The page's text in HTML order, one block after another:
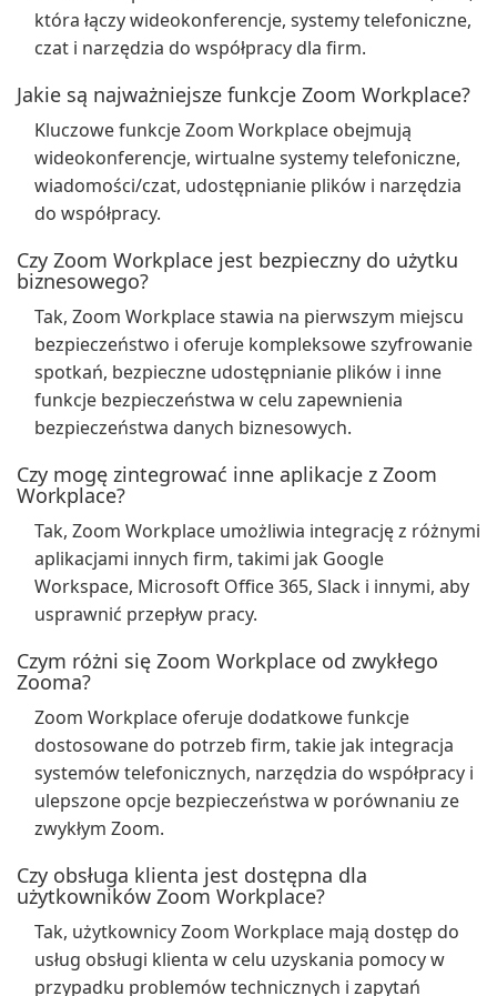
która łączy wideokonferencje, systemy telefoniczne,
czat i narzędzia do współpracy dla firm.
Jakie są najważniejsze funkcje Zoom Workplace?
Kluczowe funkcje Zoom Workplace obejmują
wideokonferencje, wirtualne systemy telefoniczne,
wiadomości/czat, udostępnianie plików i narzędzia
do współpracy.
Czy Zoom Workplace jest bezpieczny do użytku
biznesowego?
Tak, Zoom Workplace stawia na pierwszym miejscu
bezpieczeństwo i oferuje kompleksowe szyfrowanie
spotkań, bezpieczne udostępnianie plików i inne
funkcje bezpieczeństwa w celu zapewnienia
bezpieczeństwa danych biznesowych.
Czy mogę zintegrować inne aplikacje z Zoom
Workplace?
Tak, Zoom Workplace umożliwia integrację z różnymi
aplikacjami innych firm, takimi jak Google
Workspace, Microsoft Office 365, Slack i innymi, aby
usprawnić przepływ pracy.
Czym różni się Zoom Workplace od zwykłego
Zooma?
Zoom Workplace oferuje dodatkowe funkcje
dostosowane do potrzeb firm, takie jak integracja
systemów telefonicznych, narzędzia do współpracy i
ulepszone opcje bezpieczeństwa w porównaniu ze
zwykłym Zoom.
Czy obsługa klienta jest dostępna dla
użytkowników Zoom Workplace?
Tak, użytkownicy Zoom Workplace mają dostęp do
usług obsługi klienta w celu uzyskania pomocy w
przypadku problemów technicznych i zapytań